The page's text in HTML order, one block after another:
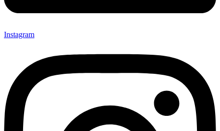
Instagram